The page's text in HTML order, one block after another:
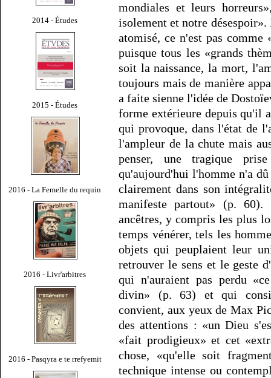
2014 - Études
2015 - Études
2016 - La Femelle du requin
2016 - Livr'arbitres
2016 - Pasqyra e te rrefyemit
mondiales et leurs
isolement et notre
atomisé, ce n'est pas comme
puisque tous les «grands
soit la naissance, la mort,
toujours mais de manière
a faite sienne l'idée de
forme extérieure depuis qu'il
qui provoque, dans l'état de
l'ampleur de la chute mais
penser, une tragique
qu'aujourd'hui l'homme n'a
clairement dans son
manifeste partout» (p.
ancêtres, y compris les plus
temps vénérer, tels les
objets qui peuplaient leur
retrouver le sens et le geste
qui n'auraient pas perdu
divin» (p. 63) et qui
convient, aux yeux de Max
des attentions : «un Dieu
«fait prodigieux» et cet
chose, «qu'elle soit
technique intense ou